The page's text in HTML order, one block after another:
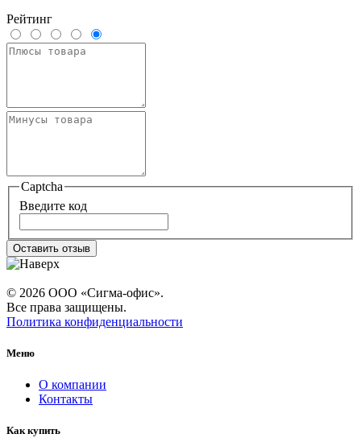
Рейтинг
Captcha
Введите код
Оставить отзыв
© 2026 ООО «Сигма-офис».
Все права защищены.
Политика конфиденциальности
Меню
О компании
Контакты
Как купить